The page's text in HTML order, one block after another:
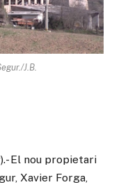
J.B.
El nou propietari
Xavier Forga,